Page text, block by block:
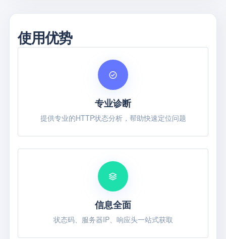
使用优势
专业诊断
提供专业的HTTP状态分析，帮助快速定位问题
信息全面
状态码、服务器IP、响应头一站式获取